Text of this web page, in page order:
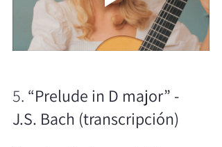
5. “Prelude in D major” -
J.S. Bach (transcripción)